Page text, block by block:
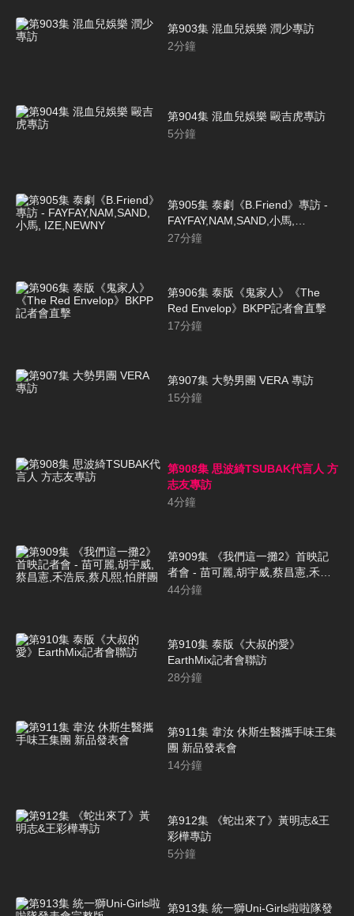
第903集 混血兒娛樂 潤少專訪
2分鐘
第904集 混血兒娛樂 毆吉虎專訪
5分鐘
第905集 泰劇《B.Friend》專訪 -
FAYFAY,NAM,SAND,小馬,
IZE,NEWNY
27分鐘
第906集 泰版《鬼家人》《The
Red Envelop》BKPP記者會直擊
17分鐘
第907集 大勢男團 VERA 專訪
15分鐘
第908集 思波綺TSUBAK代言人 方
志友專訪
4分鐘
第909集 《我們這一攤2》首映記
者會 - 苗可麗,胡宇威,蔡昌憲,禾浩
辰,蔡凡熙,怕胖團
44分鐘
第910集 泰版《大叔的愛》
EarthMix記者會聯訪
28分鐘
第911集 韋汝 休斯生醫攜手味王集
團 新品發表會
14分鐘
第912集 《蛇出來了》黃明志&王
彩樺專訪
5分鐘
第913集 統一獅Uni-Girls啦啦隊發